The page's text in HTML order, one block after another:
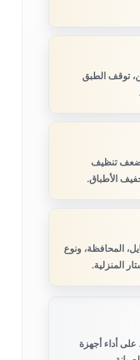
توقف الطبق
ضعف تنظيف
الأطباق.
المحافظة، ونوع
المنزلية.
على أداء أجهزة